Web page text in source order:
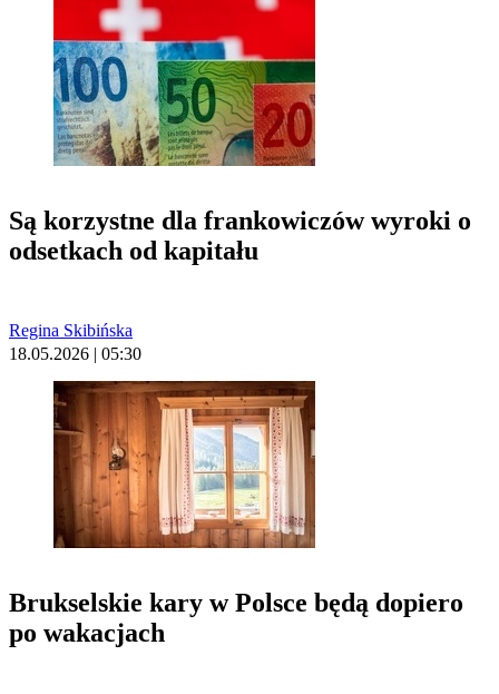
Są korzystne dla frankowiczów wyroki o
odsetkach od kapitału
Regina Skibińska
18.05.2026 | 05:30
Brukselskie kary w Polsce będą dopiero
po wakacjach